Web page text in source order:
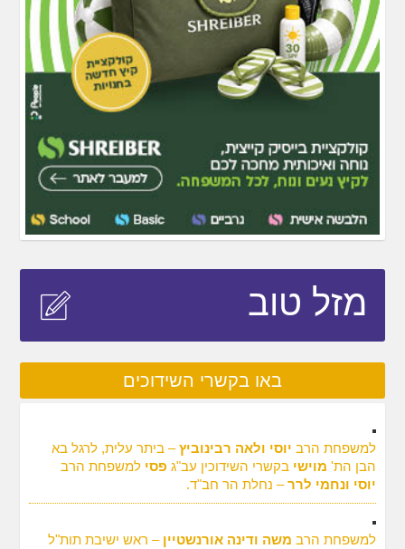
מזל טוב
באו בקשרי השידוכים
למשפחת הרב יוסי ולאה רבינוביץ– ביתר עלית, לרגל בא
הבן הת' מוישי בקשרי השידוכין עב"ג פסילמשפחת הרב
יוסי ונחמי לרר– נחלת הר חב"ד.
למשפחת הרב משה ודינה אורנשטיין – ראש ישיבת תות"ל